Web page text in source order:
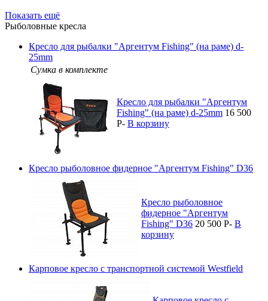
Показать ещё
Рыболовные кресла
Кресло для рыбалки "Аргентум Fishing" (на раме) d-
25mm
Сумка в комплекте
Кресло для рыбалки "Аргентум
Fishing" (на раме) d-25mm 16 500
P- В корзину
Кресло рыболовное фидерное "Аргентум Fishing" D36
Кресло рыболовное
фидерное "Аргентум
Fishing" D36 20 500 P- В
корзину
Карповое кресло с транспортной системой Westfield